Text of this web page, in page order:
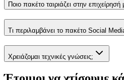
Ποιο πακέτο ταιριάζει στην επιχείρησή
Τι περιλαμβάνει το πακέτο Social
Χρειάζομαι τεχνικές γνώσεις;